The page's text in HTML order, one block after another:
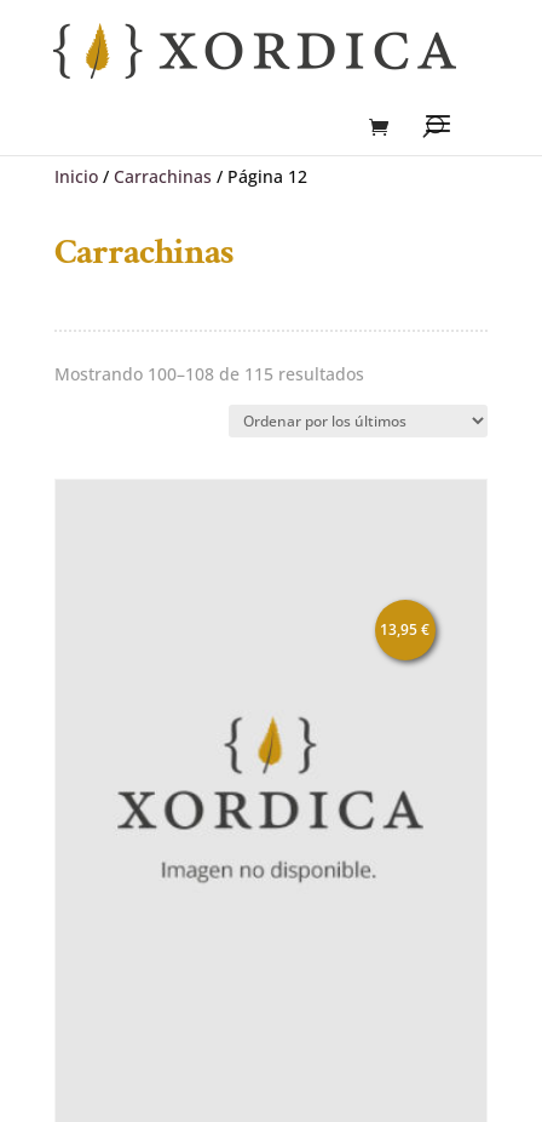
Inicio/ Carrachinas / Página 12
Carrachinas
Mostrando 100–108 de 115 resultadosOrdenado
los
13,95€